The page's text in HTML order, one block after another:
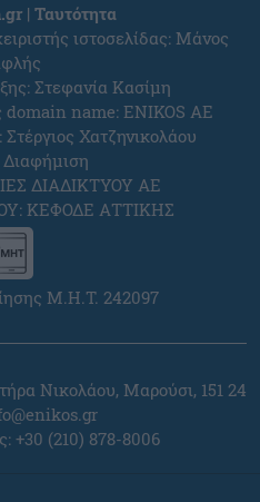
| Ταυτότητα
ιστοσελίδας: Μάνος
Στεφανία Κασίμη
domain name: ENIKOS AE
Χατζηνικολάου
ΔΙΑΔΙΚΤΥΟΥ ΑΕ
ΚΕΦΟΔΕ ΑΤΤΙΚΗΣ
Μ.Η.Τ. 242097
Νικολάου, Μαρούσι, 151 24
+30 (210) 878-8006